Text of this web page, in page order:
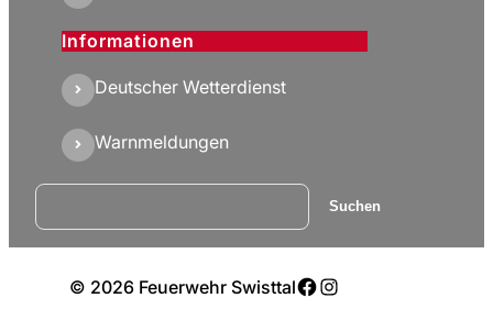
Informationen
Deutscher Wetterdienst
Warnmeldungen
Suchen Suchen
© 2026 Feuerwehr SwisttalFacebook
Instagram